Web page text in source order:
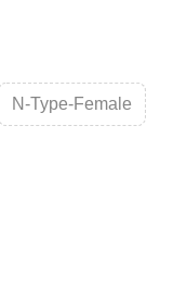
N-Type-Female